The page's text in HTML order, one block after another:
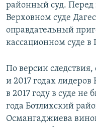
районный суд. Перед
Верховном суде
оправдательный
кассационном суде в
По версии
и 2017 годах
в 2017 году в суде не
года Ботлихский
Османгаджиева